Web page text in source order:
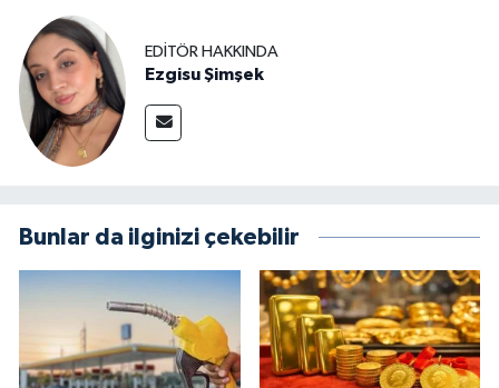
EDITÖR HAKKINDA
Ezgisu Şimşek
Bunlar da ilginizi çekebilir